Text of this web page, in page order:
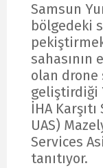
Samsun
bölgedeki
olan drone
geliştirdiği
İHA
UAS)
Services
tanıtıyor.